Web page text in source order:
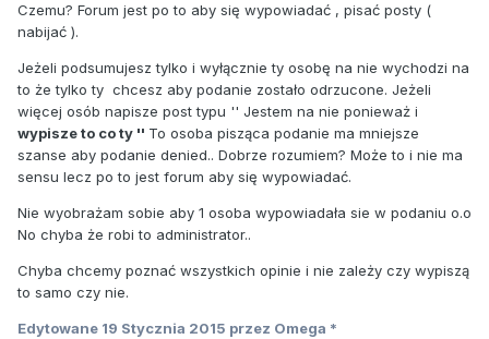
Czemu? Forum jest po to aby się wypowiadać , pisać posty (
nabijać ).
Jeżeli podsumujesz tylko i wyłącznie ty osobę na nie wychodzi na
to że tylko ty chcesz aby podanie zostało odrzucone. Jeżeli
więcej osób napisze post typu '' Jestem na nie ponieważ i
wypisze to co ty '' To osoba pisząca podanie ma mniejsze
szanse aby podanie denied.. Dobrze rozumiem? Może to i nie ma
sensu lecz po to jest forum aby się wypowiadać.
Nie wyobrażam sobie aby 1 osoba wypowiadała sie w podaniu o.o
No chyba że robi to administrator..
Chyba chcemy poznać wszystkich opinie i nie zależy czy wypiszą
to samo czy nie.
Edytowane 19 Stycznia 2015 przez Omega *